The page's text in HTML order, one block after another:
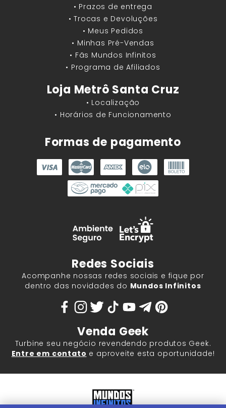
• Prazos de entrega
• Trocas e Devoluções
• Meus Pedidos
• Minhas Pré-Vendas
• Fãs Mundos Infinitos
• Programa de Afiliados
Loja Metrô Santa Cruz
• Localização
• Horários de Funcionamento
Formas de pagamento
Redes Sociais
Acompanhe nossas redes sociais e fique por
dentro das novidades do Mundos Infinitos
Venda Geek
Turbine seu negócio revendendo produtos Geek.
Entre em contato e aproveite esta oportunidade!